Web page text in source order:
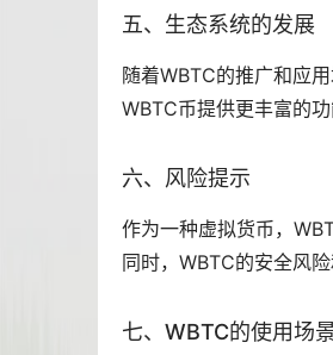
五、生态系统的发展
随着WBTC的推广和应
WBTC币提供更丰富的功
六、风险提示
作为一种虚拟货币，
同时，WBTC的安全风
七、WBTC的使用场